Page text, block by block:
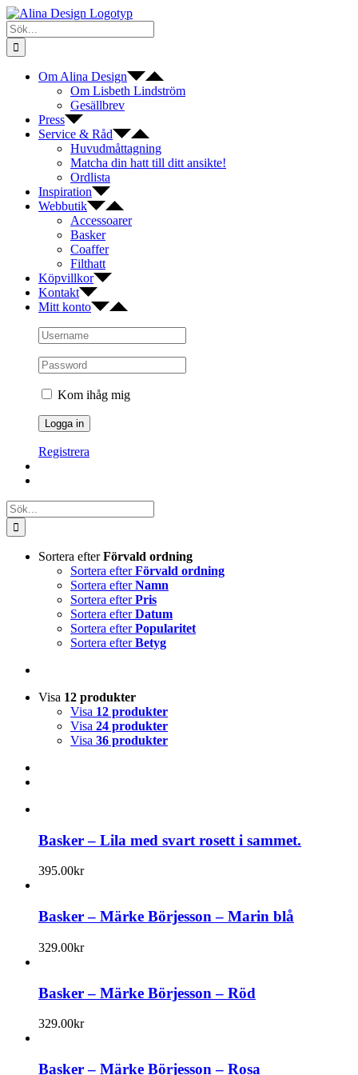
Fortsätt
till
innehållet
Sök
efter:
Om Alina Design
Om Lisbeth Lindström
Gesällbrev
Press
Service & Råd
Huvudmåttagning
Matcha din hatt till ditt ansikte!
Ordlista
Inspiration
Webbutik
Accessoarer
Basker
Coaffer
Filthatt
Köpvillkor
Kontakt
Mitt konto
Kom ihåg mig
Registrera
Sök
efter:
Sortera efterFörvald ordning
Sortera efterFörvald ordning
Sortera efterNamn
Sortera efterPris
Sortera efterDatum
Sortera efterPopularitet
Sortera efterBetyg
Visa 12 produkter
Visa 12 produkter
Visa 24 produkter
Visa 36 produkter
Basker – Lila med svart rosett i sammet.
395.00kr
Basker – Märke Börjesson – Marin blå
329.00kr
Basker – Märke Börjesson – Röd
329.00kr
Basker – Märke Börjesson – Rosa